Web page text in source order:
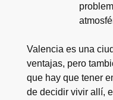
Valencia es una
ventajas, pero
que hay que tener
de decidir vivir allí,